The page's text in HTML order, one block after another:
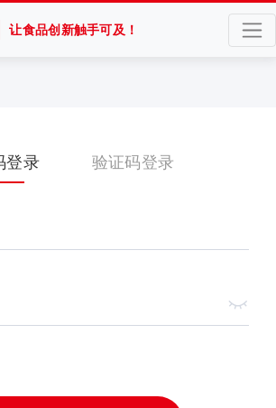
让食品创新触手可及！
登录 验证码登录